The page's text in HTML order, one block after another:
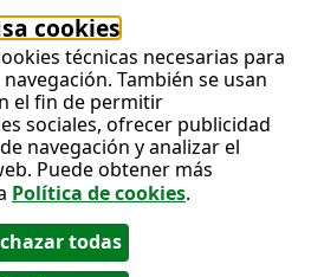
cookies
técnicas necesarias para
También se usan
el fin de permitir
sociales, ofrecer publicidad
navegación y analizar el
Puede obtener más
Política de cookies.